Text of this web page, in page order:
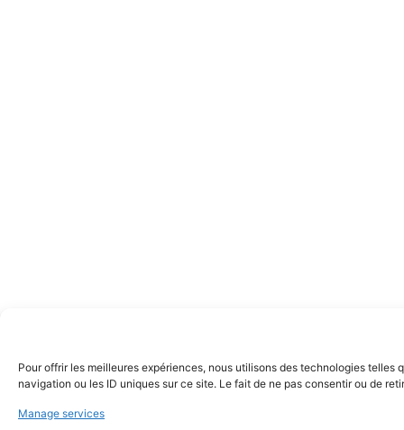
Pour offrir les meilleures expériences, nous utilisons des technologies
navigation ou les ID uniques sur ce site. Le fait de ne pas consentir ou de
Manage services